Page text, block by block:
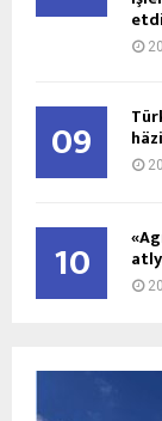
etdi
09
10